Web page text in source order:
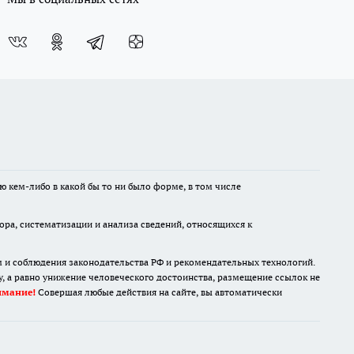
кем-либо в какой бы то ни было форме, в том числе
систематизации и анализа сведений, относящихся к
соблюдения законодательства РФ и рекомендательных технологий.
равно унижение человеческого достоинства, размещение ссылок не
Совершая любые действия на сайте, вы автоматически